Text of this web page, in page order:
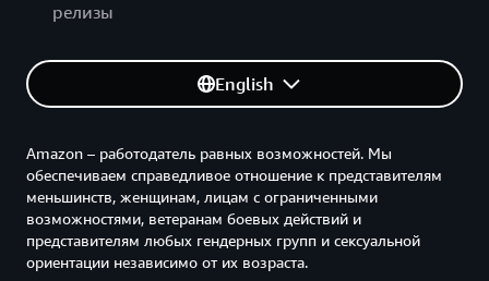
релизы
English
Amazon – работодатель равных возможностей. Мы
обеспечиваем справедливое отношение к представителям
меньшинств, женщинам, лицам с ограниченными
возможностями, ветеранам боевых действий и
представителям любых гендерных групп и сексуальной
ориентации независимо от их возраста.